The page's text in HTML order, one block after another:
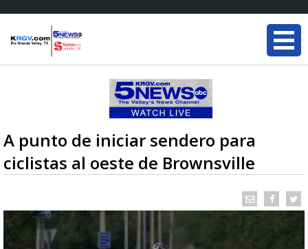
A punto de iniciar sendero para
ciclistas al oeste de Brownsville